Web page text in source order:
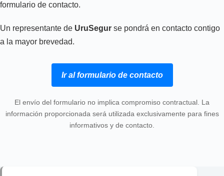
formulario de contacto.
Un representante de UruSegur se pondrá en contacto contigo
a la mayor brevedad.
Ir al formulario de contacto
El envío del formulario no implica compromiso contractual. La
información proporcionada será utilizada exclusivamente para fines
informativos y de contacto.